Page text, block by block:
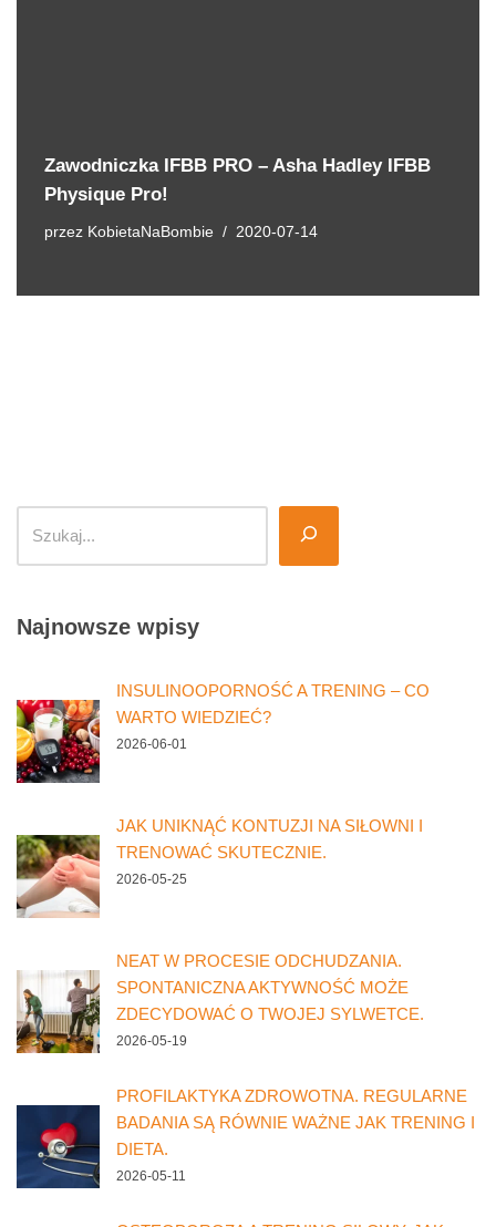
Zawodniczka IFBB PRO – Asha Hadley IFBB
Physique Pro!
przez KobietaNaBombie 2020-07-14
Najnowsze wpisy
INSULINOOPORNOŚĆ A TRENING – CO
WARTO WIEDZIEĆ?
2026-06-01
JAK UNIKNĄĆ KONTUZJI NA SIŁOWNI I
TRENOWAĆ SKUTECZNIE.
2026-05-25
NEAT W PROCESIE ODCHUDZANIA.
SPONTANICZNA AKTYWNOŚĆ MOŻE
ZDECYDOWAĆ O TWOJEJ SYLWETCE.
2026-05-19
PROFILAKTYKA ZDROWOTNA. REGULARNE
BADANIA SĄ RÓWNIE WAŻNE JAK TRENING I
DIETA.
2026-05-11